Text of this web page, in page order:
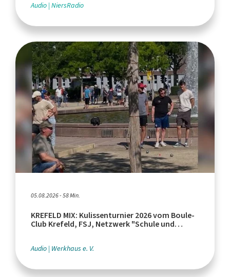
Audio NiersRadio
05.08.2026 - 58 Min.
KREFELD MIX: Kulissenturnier 2026 vom Boule-
Club Krefeld, FSJ, Netzwerk "Schule und
Audio Werkhaus e. V.